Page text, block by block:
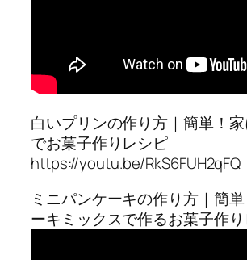
白いプリンの作り方｜簡単！
でお菓子作りレシピ
https://youtu.be/RkS6FUH2qFQ
ミニパンケーキの作り方｜簡
ーキミックスで作るお菓子作